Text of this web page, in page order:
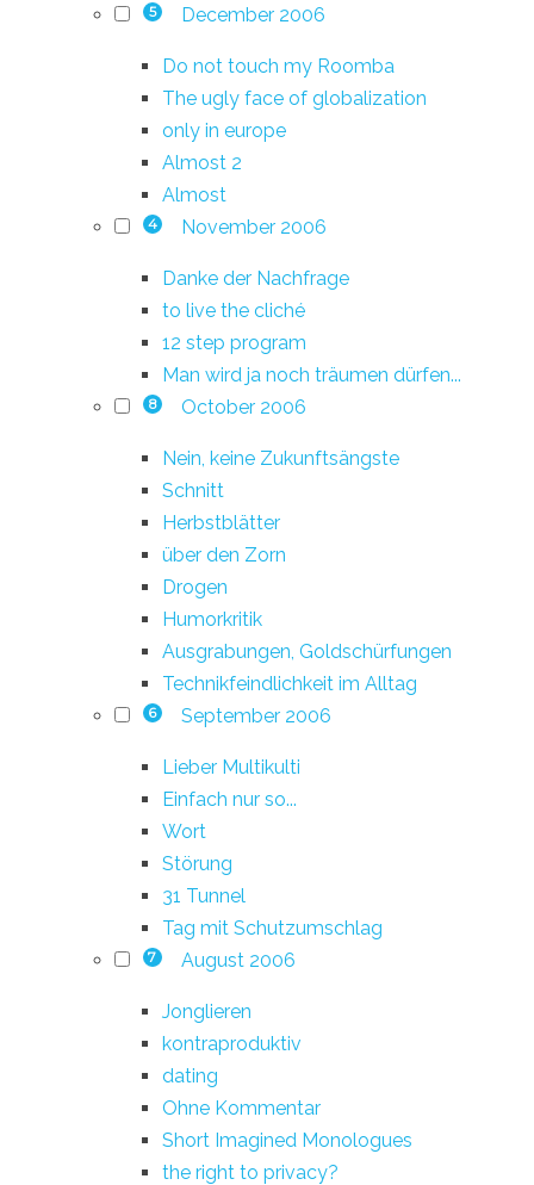
5 December 2006
Do not touch my Roomba
The ugly face of globalization
only in europe
Almost 2
Almost
4 November 2006
Danke der Nachfrage
to live the cliché
12 step program
Man wird ja noch träumen dürfen...
8 October 2006
Nein, keine Zukunftsängste
Schnitt
Herbstblätter
über den Zorn
Drogen
Humorkritik
Ausgrabungen, Goldschürfungen
Technikfeindlichkeit im Alltag
6 September 2006
Lieber Multikulti
Einfach nur so...
Wort
Störung
31 Tunnel
Tag mit Schutzumschlag
7 August 2006
Jonglieren
kontraproduktiv
dating
Ohne Kommentar
Short Imagined Monologues
the right to privacy?